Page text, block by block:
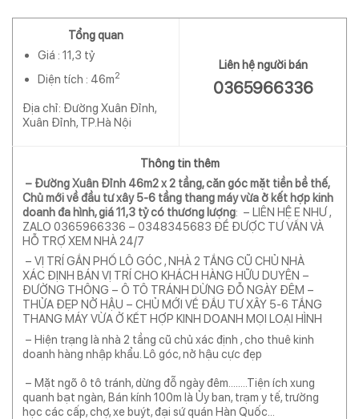
Tổng quan
Giá : 11,3 tỷ
Diện tích : 46m2
Địa chỉ: Đường Xuân Đỉnh,
Xuân Đỉnh, TP.Hà Nội
Liên hệ người bán
0365966336
Thông tin thêm
– Đường Xuân Đỉnh 46m2 x 2 tầng, căn góc mặt tiền bề thế,
Chủ mới về đầu tư xây 5-6 tầng thang máy vừa ở kết hợp kinh
doanh đa hình, giá 11,3 tỷ có thương lượng: – LIÊN HỆ E NHƯ ,
ZALO 0365966336 – 0348345683 ĐỂ ĐƯỢC TƯ VẤN VÀ
HỖ TRỢ XEM NHÀ 24/7
– VỊ TRÍ GẦN PHỐ LÔ GÓC , NHÀ 2 TẦNG CŨ CHỦ NHÀ
XÁC ĐỊNH BÁN VỊ TRÍ CHO KHÁCH HÀNG HỮU DUYÊN –
ĐƯỜNG THÔNG – Ô TÔ TRÁNH DỪNG ĐỖ NGÀY ĐÊM –
THỬA ĐẸP NỞ HẬU – CHỦ MỚI VỀ ĐẦU TƯ XÂY 5-6 TẦNG
THANG MÁY VỪA Ở KẾT HỢP KINH DOANH MỌI LOẠI HÌNH
– Hiện trạng là nhà 2 tầng cũ chủ xác định , cho thuê kinh
doanh hàng nhập khẩu. Lô góc, nở hậu cực đẹp
– Mặt ngõ ô tô tránh, dừng đỗ ngày đêm……..Tiện ích xung
quanh bạt ngàn, Bán kính 100m là Ủy ban, trạm y tế, trường
học các cấp, chợ, xe buýt, đại sứ quán Hàn Quốc…